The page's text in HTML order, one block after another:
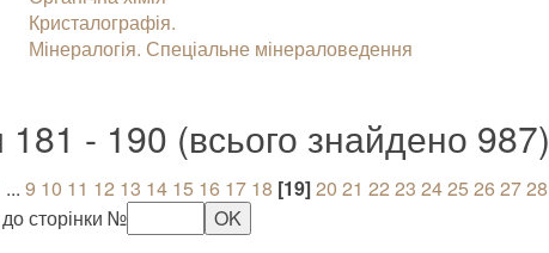
Кристалографія.
Мінералогія. Спеціальне мінераловедення
181 - 190 (всього знайдено 987)
... 9 10 11 12 13 14 15 16 17 18 [19]20 21 22 23 2425 26 2728
сторінки №